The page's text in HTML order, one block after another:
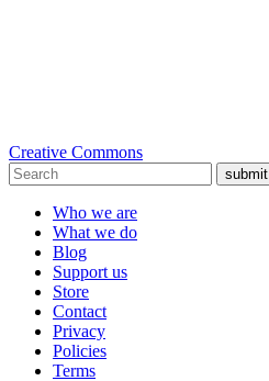
Creative Commons
submit
Who we are
What we do
Blog
Support us
Store
Contact
Privacy
Policies
Terms